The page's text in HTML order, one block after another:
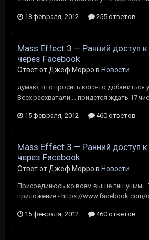
18 февраля, 2012 255 ответов
Mass Effect 3 — Ранний доступ к
через Facebook
Ответ от Джеф Морро в Новости
думаю, что просить кого-то добавиться
Всех расхватали.... придется ждать 17
15 февраля, 2012 460 ответов
Mass Effect 3 — Ранний доступ к
через Facebook
Ответ от Джеф Морро в Новости
Присоединюсь ко всем выше пишущим...
приложение - https://www.facebook.com/
15 февраля, 2012 460 ответов